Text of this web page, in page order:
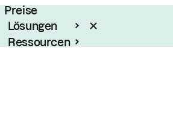
Preise
Lösungen
Ressourcen